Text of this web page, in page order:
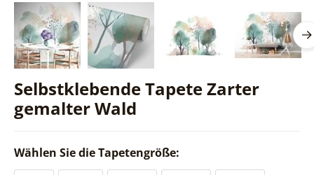
Selbstklebende Tapete Zarter
gemalter Wald
Wählen Sie die Tapetengröße: